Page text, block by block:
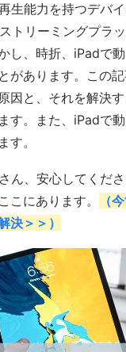
生能力を持つデバ
トリーミングプラ
し、時折、iPadで
があります。この
因と、それを解決
す。また、iPadで
す。
ん、安心してくだ
こにあります。
（
決＞＞）